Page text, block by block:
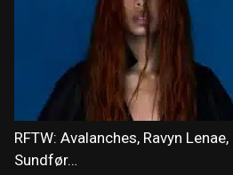
RFTW: Avalanches, Ravyn
Sundfør…